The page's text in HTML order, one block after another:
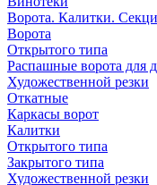
Ворота. Калитки.
Ворота
Открытого типа
Распашные ворота для
Художественной резки
Откатные
Каркасы ворот
Калитки
Открытого типа
Закрытого типа
Художественной резки